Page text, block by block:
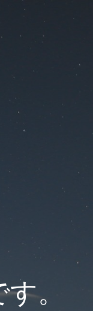
。